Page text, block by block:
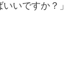
いですか？」